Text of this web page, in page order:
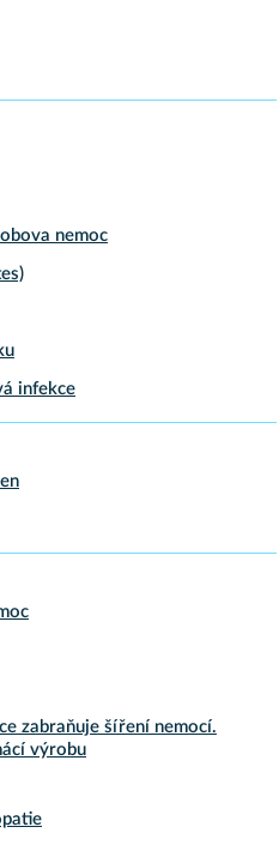
nemoc
infekce
zabraňuje šíření nemocí.
výrobu